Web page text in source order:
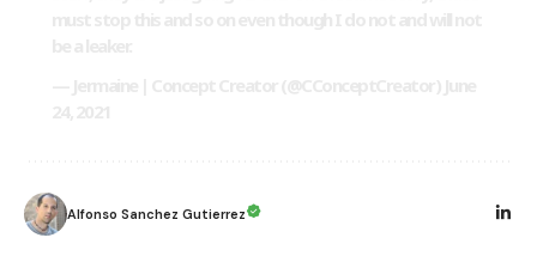
Alfonso Sanchez Gutierrez